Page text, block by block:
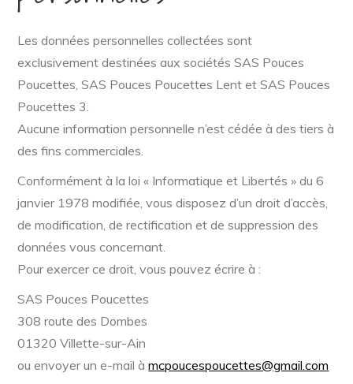
Les données personnelles collectées sont
exclusivement destinées aux sociétés SAS Pouces
Poucettes, SAS Pouces Poucettes Lent et SAS Pouces
Poucettes 3.
Aucune information personnelle n’est cédée à des tiers à
des fins commerciales.
Conformément à la loi « Informatique et Libertés » du 6
janvier 1978 modifiée, vous disposez d’un droit d’accès,
de modification, de rectification et de suppression des
données vous concernant.
Pour exercer ce droit, vous pouvez écrire à :
SAS Pouces Poucettes
308 route des Dombes
01320 Villette-sur-Ain
ou envoyer un e-mail àmcpoucespoucettes@gmail.com